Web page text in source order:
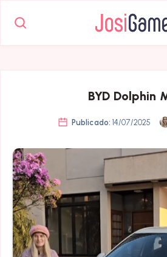
BYD Dolphin
Publicado: 14/07/2025